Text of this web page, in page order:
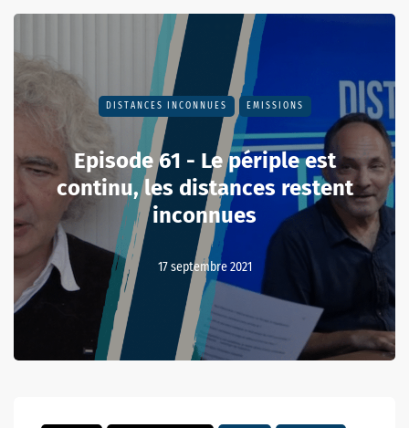
DISTANCES INCONNUES EMISSIONS
Episode 61 - Le périple est
continu, les distances restent
inconnues
17 septembre 2021